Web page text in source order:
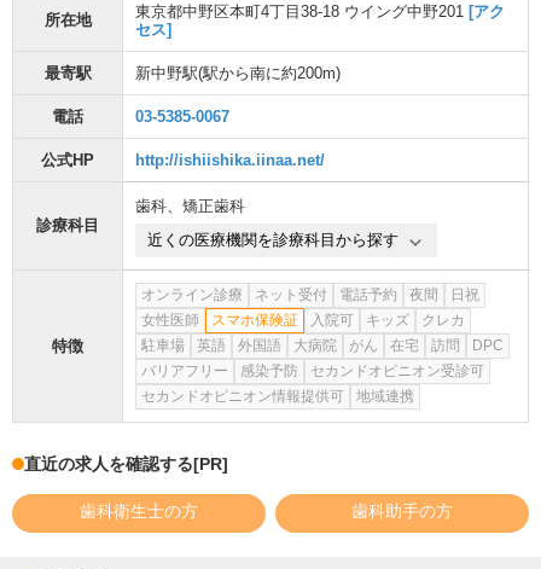
所在地 東京都中野区本町4丁目38-18 ウイング中野201 [アク
セス]
最寄駅 新中野駅(駅から南に約200m)
電話 03-5385-0067
公式HP http://ishiishika.iinaa.net/
診療科目
歯科、 矯正歯科
近くの医療機関を診療科目から探す
特徴
オンライン診療 ネット受付 電話予約 夜間
日祝
女性医師
スマホ保険証 入院可 キッズ
クレカ
駐車場
英語 外国語 大病院 がん 在宅 訪問
DPC
バリアフリー
感染予防
セカンドオピニオン受診可
セカンドオピニオン情報提供可
地域連携
直近の求人を確認する[PR]
歯科衛生士の方 歯科助手の方